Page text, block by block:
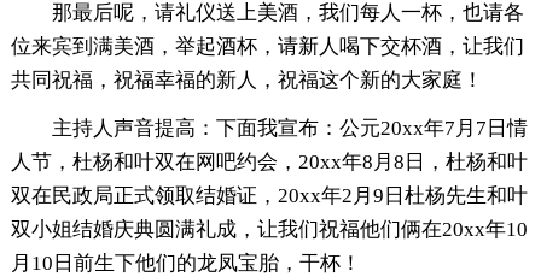
那最后呢，请礼仪送上美酒，我们每人一杯，也请各
位来宾到满美酒，举起酒杯，请新人喝下交杯酒，让我们
共同祝福，祝福幸福的新人，祝福这个新的大家庭！
主持人声音提高：下面我宣布：公元20xx年7月7日情
人节，杜杨和叶双在网吧约会，20xx年8月8日，杜杨和叶
双在民政局正式领取结婚证，20xx年2月9日杜杨先生和叶
双小姐结婚庆典圆满礼成，让我们祝福他们俩在20xx年10
月10日前生下他们的龙凤宝胎，干杯！